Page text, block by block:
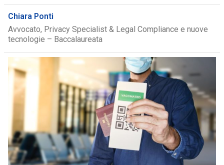
Chiara Ponti
Avvocato, Privacy Specialist & Legal Compliance e nuove
tecnologie – Baccalaureata